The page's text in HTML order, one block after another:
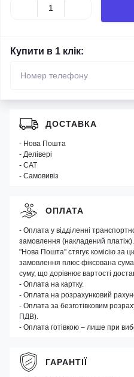
Купити в 1 клік:
ДОСТАВКА
- Нова Пошта
- Делівері
- САТ
- Самовивіз
ОПЛАТА
- Оплата у відділенні
замовлення (накладений
"Нова Пошта" стягує комісію за
замовлення плюс фіксована
суму, що дорівнює вартості
- Оплата на картку.
- Оплата на розрахунковий
- Оплата за безготівковим
ПДВ).
- Оплата готівкою – лише при
ГАРАНТІЇ